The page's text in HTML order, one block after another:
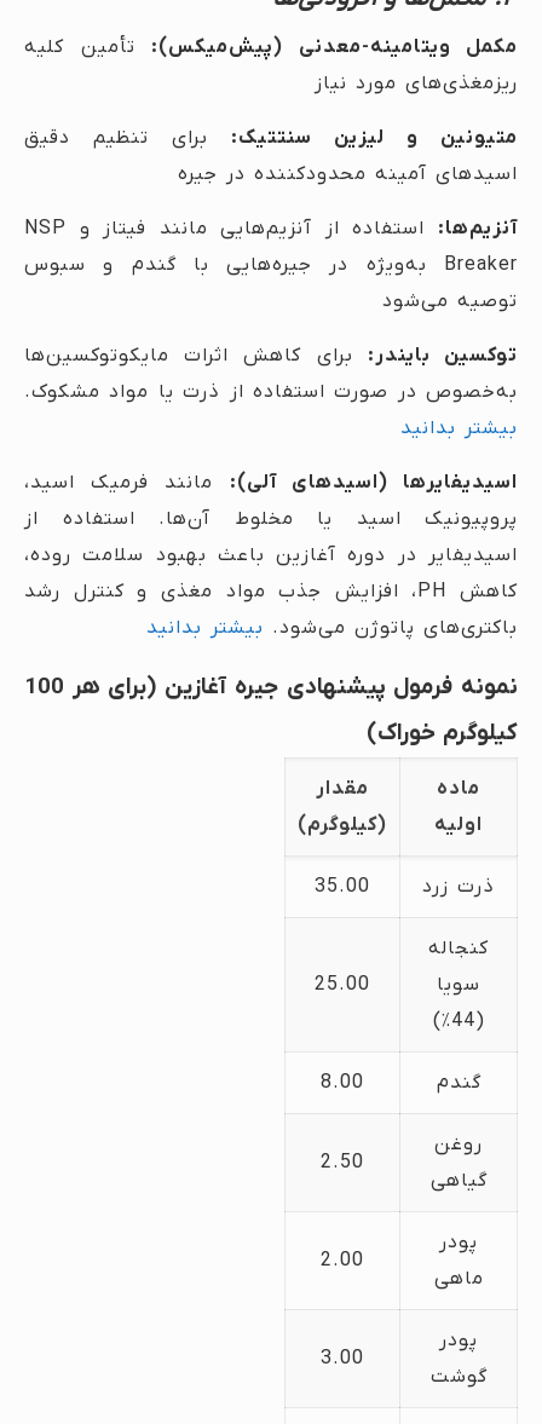
مکمل ویتامینه-معدنی (پیش‌میکس): تأمین کلیه
ریزمغذی‌های مورد نیاز
متیونین و لیزین سنتتیک: برای تنظیم دقیق
اسیدهای آمینه محدودکننده در جیره
آنزیم‌ها:
استفاده از آنزیم‌هایی مانند فیتاز و NSP
Breaker به‌ویژه در جیره‌هایی با گندم و سبوس
توصیه می‌شود
توکسین بایندر: برای کاهش اثرات مایکوتوکسین‌ها
به‌خصوص در صورت استفاده از ذرت یا مواد مشکوک.
بیشتر بدانید
اسیدیفایرها (اسیدهای آلی): مانند فرمیک اسید،
پروپیونیک اسید یا مخلوط آن‌ها. استفاده از
اسیدیفایر در دوره آغازین باعث بهبود سلامت روده،
کاهش PH، افزایش جذب مواد مغذی و کنترل رشد
باکتری‌های پاتوژن می‌شود. بیشتر بدانید
نمونه فرمول پیشنهادی جیره آغازین (برای هر 100
کیلوگرم خوراک)
ماده
اولیه
مقدار
(کیلوگرم)
ذرت زرد 35.00
کنجاله
سویا
(44٪)
25.00
گندم 8.00
روغن
گیاهی
2.50
پودر
ماهی
2.00
پودر
گوشت
3.00